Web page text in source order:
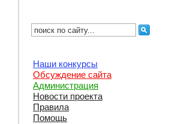
Наши конкурсы
Обсуждение сайта
Администрация
Новости проекта
Правила
Помощь